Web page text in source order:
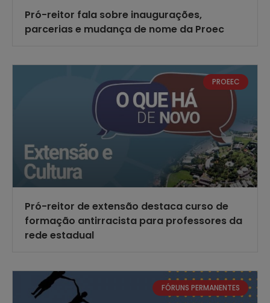
Pró-reitor fala sobre inaugurações,
parcerias e mudança de nome da Proec
PROEEC
Pró-reitor de extensão destaca curso de
formação antirracista para professores da
rede estadual
FÓRUNS PERMANENTES